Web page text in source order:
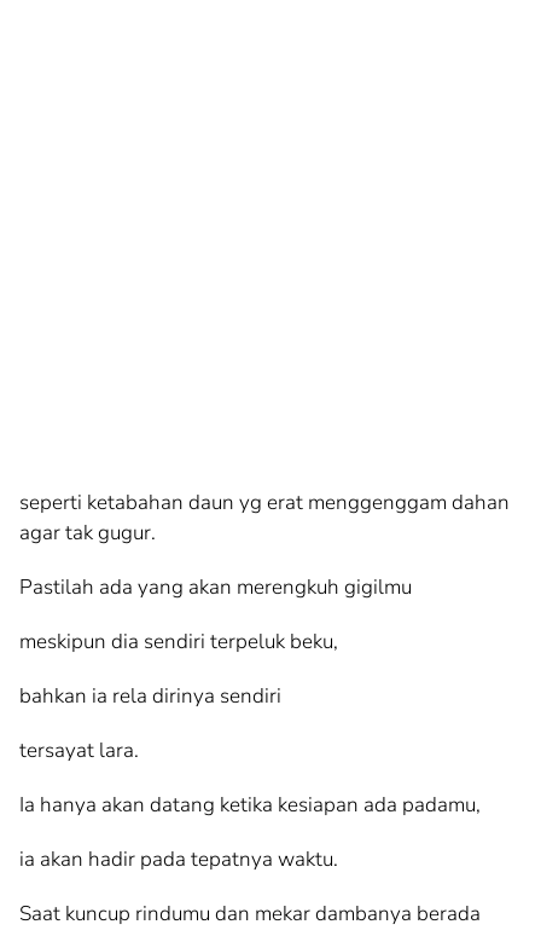
seperti ketabahan daun yg erat menggenggam dahan
agar tak gugur.
Pastilah ada yang akan merengkuh gigilmu
meskipun dia sendiri terpeluk beku,
bahkan ia rela dirinya sendiri
tersayat lara.
Ia hanya akan datang ketika kesiapan ada padamu,
ia akan hadir pada tepatnya waktu.
Saat kuncup rindumu dan mekar dambanya berada